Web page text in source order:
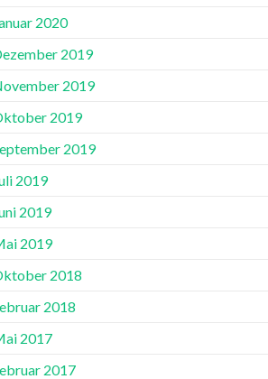
2020
2019
2019
2019
2019
2019
2019
2019
2018
2018
2017
2017